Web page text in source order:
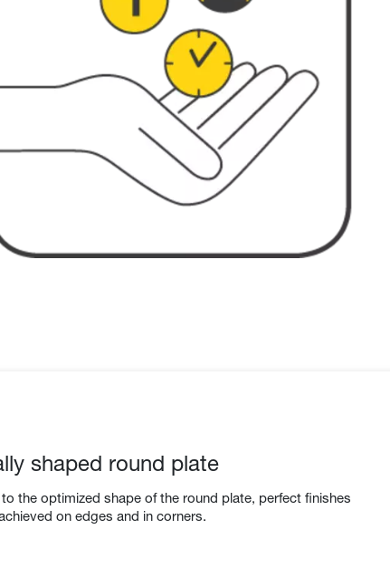
shaped round plate
the optimized shape of the round plate, perfect finishes
on edges and in corners.